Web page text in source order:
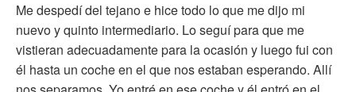
Me despedí del tejano e hice todo lo que me dijo mi
nuevo y quinto intermediario. Lo seguí para que me
vistieran adecuadamente para la ocasión y luego fui con
él hasta un coche en el que nos estaban esperando. Allí